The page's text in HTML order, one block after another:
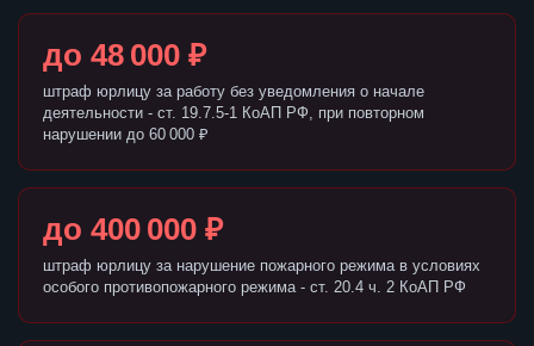
до 48 000 ₽
штраф юрлицу за работу без уведомления о начале
деятельности - ст. 19.7.5-1 КоАП РФ, при повторном
нарушении до 60 000 ₽
до 400 000 ₽
штраф юрлицу за нарушение пожарного режима в условиях
особого противопожарного режима - ст. 20.4 ч. 2 КоАП РФ